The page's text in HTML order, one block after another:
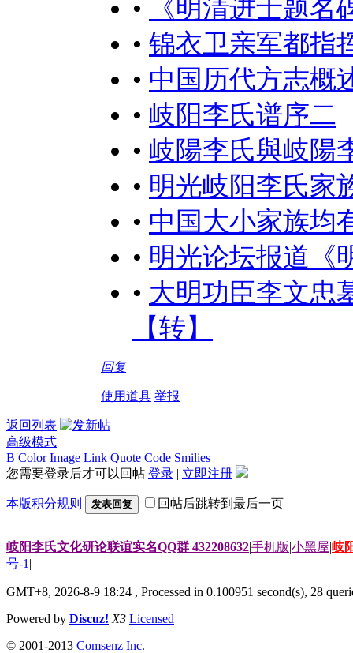
•
《明清进士题名
• 锦衣卫亲军都指
• 中国历代方志概
• 岐阳李氏谱序二
• 岐陽李氏與岐陽
• 明光岐阳李氏家
• 中国大小家族均
• 明光论坛报道《
• 大明功臣李文忠
【转】
回复
使用道具 举报
返回列表
高级模式
B Color Image Link Quote Code Smilies
您需要登录后才可以回帖 登录 | 立即注册
本版积分规则 发表回复 回帖后跳转到最后一页
岐阳李氏文化研论联谊实名QQ群 432208632|手机版|小黑屋|岐
号-1 |
GMT+8, 2026-8-9 18:24 , Processed in 0.100951 second(s), 28
Powered by Discuz! X3 Licensed
© 2001-2013 Comsenz Inc.